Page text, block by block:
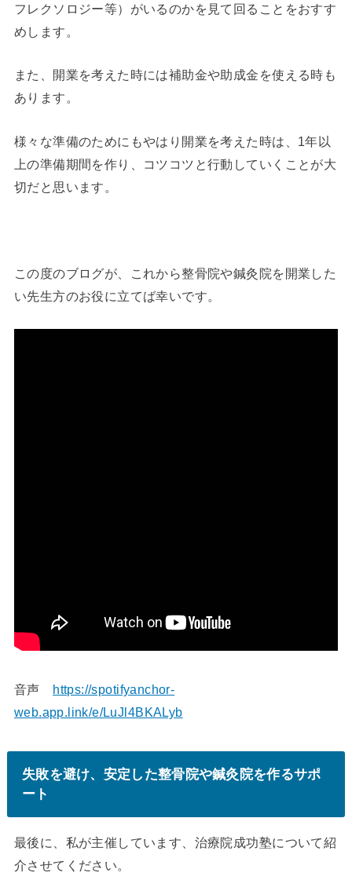
フレクソロジー等）がいるのかを見て回ることをおすす
めします。
また、開業を考えた時には補助金や助成金を使える時も
あります。
様々な準備のためにもやはり開業を考えた時は、1年以
上の準備期間を作り、コツコツと行動していくことが大
切だと思います。
この度のブログが、これから整骨院や鍼灸院を開業した
い先生方のお役に立てば幸いです。
音声 https://spotifyanchor-
web.app.link/e/LuJl4BKALyb
失敗を避け、安定した整骨院や鍼灸院を作るサポ
ート
最後に、私が主催しています、治療院成功塾について紹
介させてください。